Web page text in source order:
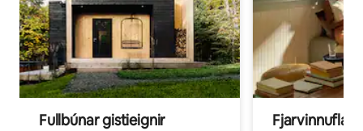
Fullbúnar gistieignir